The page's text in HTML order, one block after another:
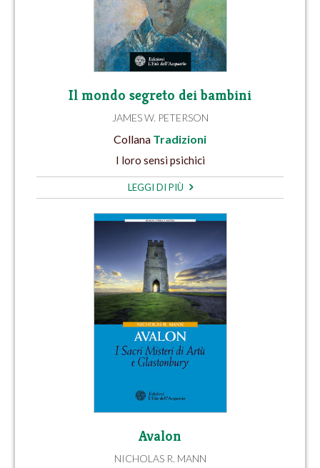
Il mondo segreto dei bambini
JAMES W. PETERSON
Collana Tradizioni
I loro sensi psichici
LEGGI DI PIÙ
Avalon
NICHOLAS R. MANN